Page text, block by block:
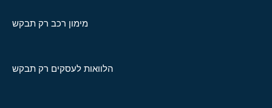
מימון רכב רק תבקש
הלוואות לעסקים רק תבקש